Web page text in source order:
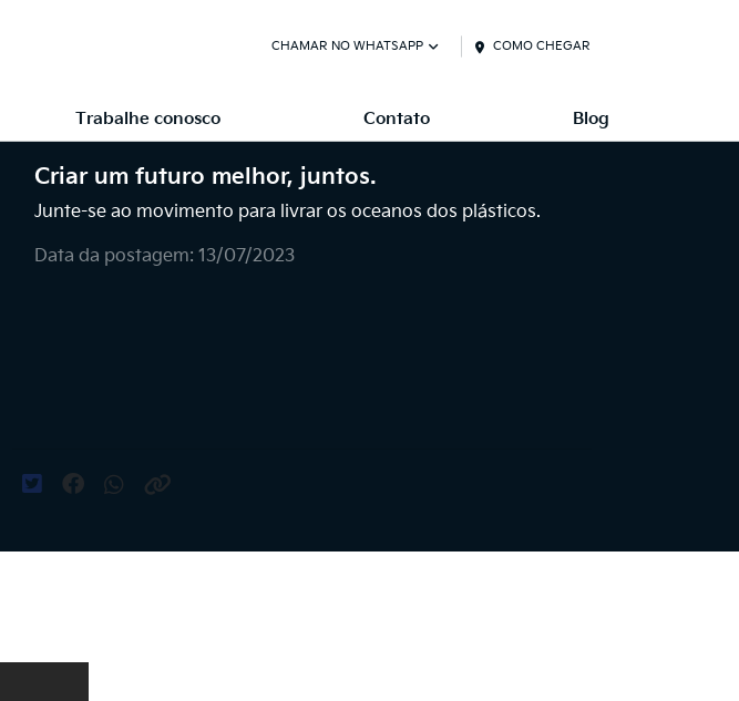
CHAMAR NO WHATSAPP COMO CHEGAR
Trabalhe conosco Contato Blog
Criar um futuro melhor, juntos.
Junte-se ao movimento para livrar os oceanos dos plásticos.
Data da postagem: 13/07/2023